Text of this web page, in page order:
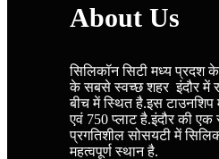
About Us
सिलिकॉन सिटी मध्य प्रदश
के सबसे स्वच्छ शहर इंदौर में
बीच में स्थित है.इस टाउनशिप
एवं 750 प्लाट है.इंदौर की एक
प्रगतिशील सोसयटी में
महत्वपूर्ण स्थान है.